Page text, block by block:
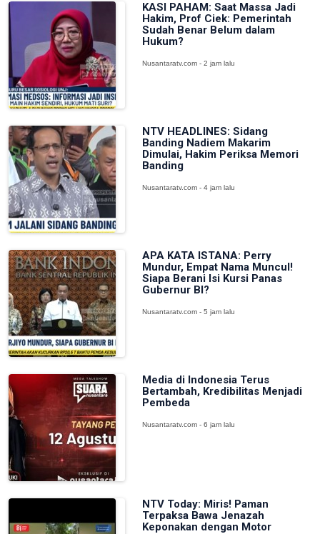
KASI PAHAM: Saat Massa Jadi
Hakim, Prof Ciek: Pemerintah
Sudah Benar Belum dalam
Hukum?
Nusantaratv.com - 2 jam lalu
NTV HEADLINES: Sidang
Banding Nadiem Makarim
Dimulai, Hakim Periksa Memori
Banding
Nusantaratv.com - 4 jam lalu
APA KATA ISTANA: Perry
Mundur, Empat Nama Muncul!
Siapa Berani Isi Kursi Panas
Gubernur BI?
Nusantaratv.com - 5 jam lalu
Media di Indonesia Terus
Bertambah, Kredibilitas Menjadi
Pembeda
Nusantaratv.com - 6 jam lalu
NTV Today: Miris! Paman
Terpaksa Bawa Jenazah
Keponakan dengan Motor